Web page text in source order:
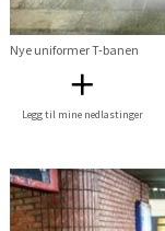
Nye uniformer T-banen
Legg til mine nedlastinger